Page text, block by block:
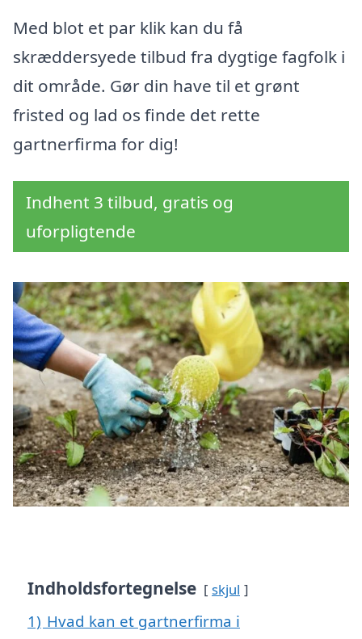
Med blot et par klik kan du få
skræddersyede tilbud fra dygtige fagfolk i
dit område. Gør din have til et grønt
fristed og lad os finde det rette
gartnerfirma for dig!
Indhent 3 tilbud, gratis og
uforpligtende
Indholdsfortegnelse skjul
1) Hvad kan et gartnerfirma i